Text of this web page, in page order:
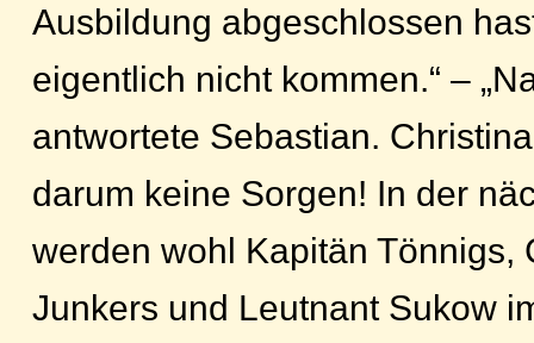
Ausbildung abgeschlossen
eigentlich nicht kommen.“ –
antwortete Sebastian.
darum keine Sorgen! In der
werden wohl Kapitän Tönnigs,
Junkers und Leutnant Sukow